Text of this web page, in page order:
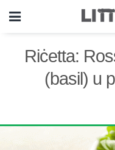
Riċetta:
(basil) u